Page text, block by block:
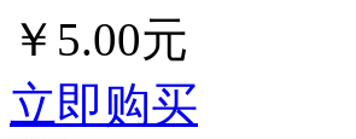
￥5.00元
立即购买